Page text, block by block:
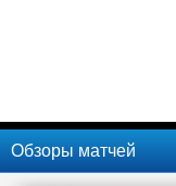
Обзоры матчей